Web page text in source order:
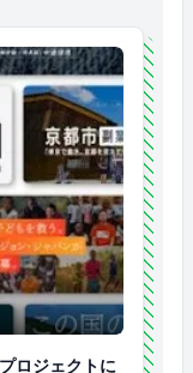
用プロジェクトに
ロジェクトに